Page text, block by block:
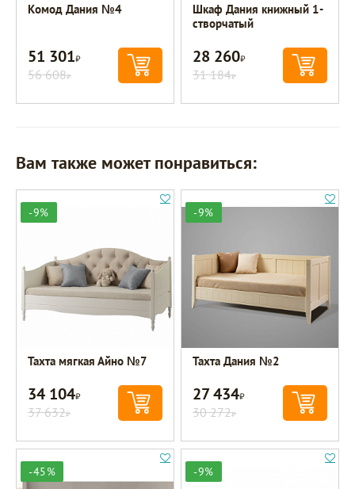
Комод Дания №4
51 301Р
56 608Р
Шкаф Дания книжный 1-
створчатый
28 260Р
31 184Р
Вам также может понравиться:
-9%
Тахта мягкая Айно №7
34 104Р
37 632Р
-9%
Тахта Дания №2
27 434Р
30 272Р
-45% -9%